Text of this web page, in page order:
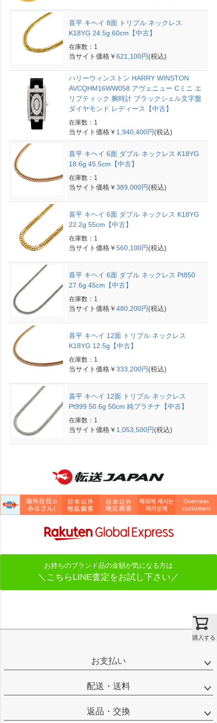
購入する
喜平 キヘイ 8面 トリプル ネックレス
K18YG 24.5g 60cm【中古】
在庫数：1
当サイト価格￥621,100円(税込)
ハリーウィンストン HARRY WINSTON
AVCQHM16WW058 アヴェニュー Cミニ エ
リプティック 腕時計 ブラックシェル文字盤
ダイヤモンド レディース【中古】
在庫数：1
当サイト価格￥ 1,940,400円(税込)
喜平 キヘイ 6面 ダブル ネックレス K18YG
18.6g 45.5cm【中古】
在庫数：1
当サイト価格￥389,000円(税込)
喜平 キヘイ 6面 ダブル ネックレス K18YG
22.2g 55cm【中古】
在庫数：1
当サイト価格￥560,100円(税込)
喜平 キヘイ 6面 ダブル ネックレス Pt850
27.6g 45cm【中古】
在庫数：1
当サイト価格￥480,200円(税込)
喜平 キヘイ 12面 トリプル ネックレス
K18YG 12.5g【中古】
在庫数：1
当サイト価格￥333,200円(税込)
喜平 キヘイ 12面 トリプル ネックレス
Pt999 50.6g 50cm 純プラチナ【中古】
在庫数：1
当サイト価格￥ 1,053,500円(税込)
お持ちのブランド品の金額が気になる方は
＼こちらLINE査定をお試し下さい／
ペー
お支払い
配送・送料
返品・交換